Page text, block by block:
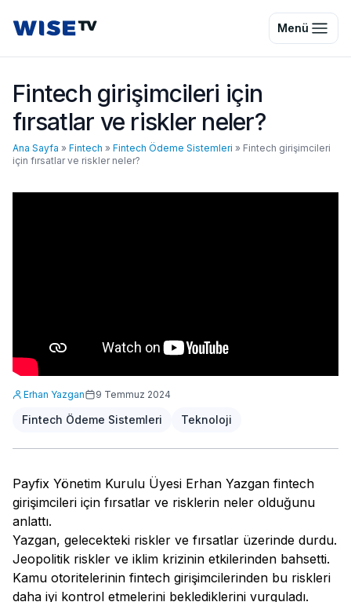
Wise TV Menü
Fintech girişimcileri için
fırsatlar ve riskler neler?
Ana Sayfa » Fintech » Fintech Ödeme Sistemleri » Fintech girişimcileri
için fırsatlar ve riskler neler?
Erhan Yazgan 9 Temmuz 2024
Fintech Ödeme Sistemleri Teknoloji
Payfix Yönetim Kurulu Üyesi Erhan Yazgan fintech
girişimcileri için fırsatlar ve risklerin neler olduğunu
anlattı.
Yazgan, gelecekteki riskler ve fırsatlar üzerinde durdu.
Jeopolitik riskler ve iklim krizinin etkilerinden bahsetti.
Kamu otoritelerinin fintech girişimcilerinden bu riskleri
daha iyi kontrol etmelerini beklediklerini vurguladı.